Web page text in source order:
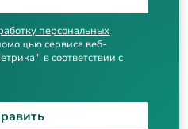
персональных
сервиса веб-
в соответствии с